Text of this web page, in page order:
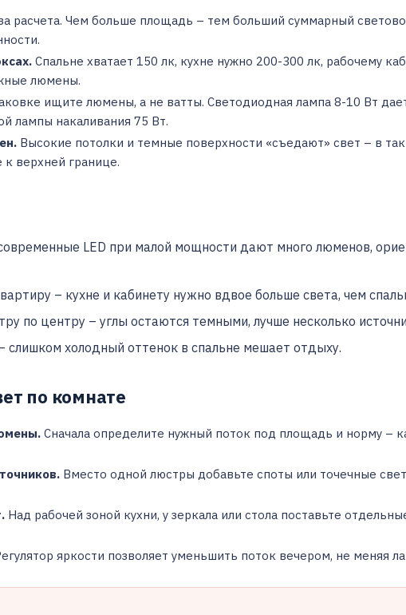
расчета. Чем больше площадь – тем больший суммарный
Спальне хватает 150 лк, кухне нужно 200-300 лк, рабочему
люмены.
ищите люмены, а не ватты. Светодиодная лампа 8-10 Вт
лампы накаливания 75 Вт.
Высокие потолки и темные поверхности «съедают» свет – в
верхней границе.
LED при малой мощности дают много люменов,
– кухне и кабинету нужно вдвое больше света, чем
по центру – углы остаются темными, лучше несколько
слишком холодный оттенок в спальне мешает отдыху.
по комнате
Сначала определите нужный поток под площадь и норму –
Вместо одной люстры добавьте споты или точечные
Над рабочей зоной кухни, у зеркала или стола поставьте
яркости позволяет уменьшить поток вечером, не меняя